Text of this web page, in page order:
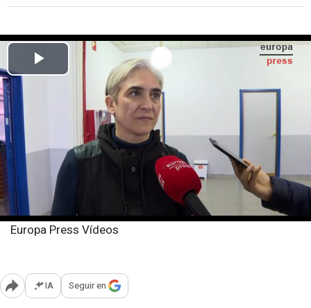
Europa Press Vídeos
Abrir opciones para compartir
IA Seguir en